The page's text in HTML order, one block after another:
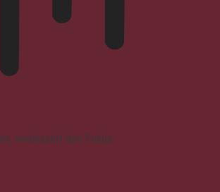
verbessert den Fokus